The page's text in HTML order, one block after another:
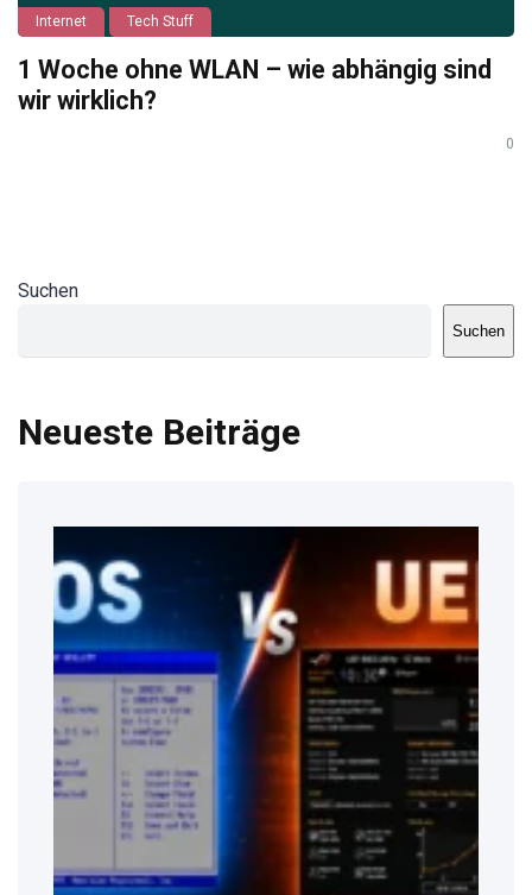
Internet Tech Stuff
1 Woche ohne WLAN – wie abhängig sind
wir wirklich?
0
Suchen
Suchen
Neueste Beiträge